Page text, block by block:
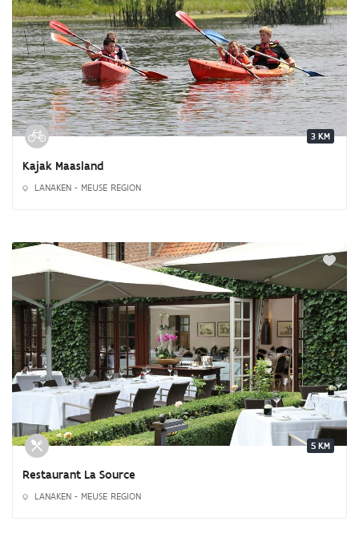
3 KM
Kajak Maasland
LANAKEN - MEUSE REGION
5 KM
Restaurant La Source
LANAKEN - MEUSE REGION